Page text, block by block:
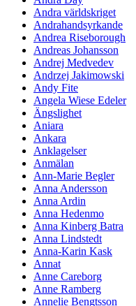
Andra världskriget
Andrahandsyrkande
Andrea Riseborough
Andreas Johansson
Andrej Medvedev
Andrzej Jakimowski
Andy Fite
Angela Wiese Edeler
Ängslighet
Aniara
Ankara
Anklagelser
Anmälan
Ann-Marie Begler
Anna Andersson
Anna Ardin
Anna Hedenmo
Anna Kinberg Batra
Anna Lindstedt
Anna-Karin Kask
Annat
Anne Careborg
Anne Ramberg
Annelie Bengtsson